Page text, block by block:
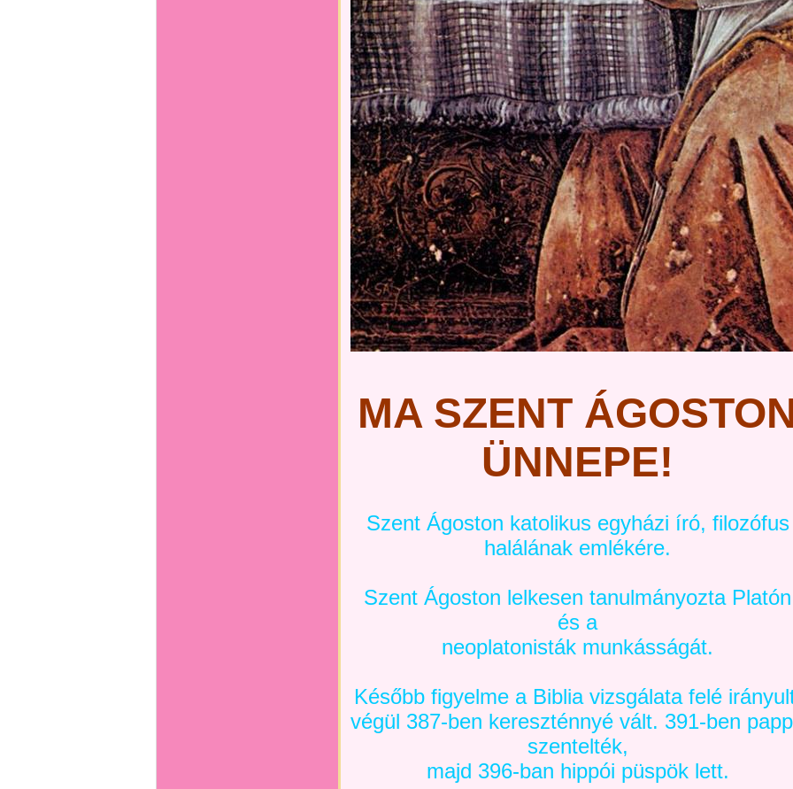
MA SZENT
ÜNNEPE!
Szent Ágoston katolikus egyházi író, filozófus
halálának emlékére.
Szent Ágoston lelkesen tanulmányozta Platón
és a
neoplatonisták munkásságát.
Később figyelme a Biblia vizsgálata felé
végül 387-ben kereszténnyé vált. 391-ben
szentelték,
majd 396-ban hippói püspök lett.